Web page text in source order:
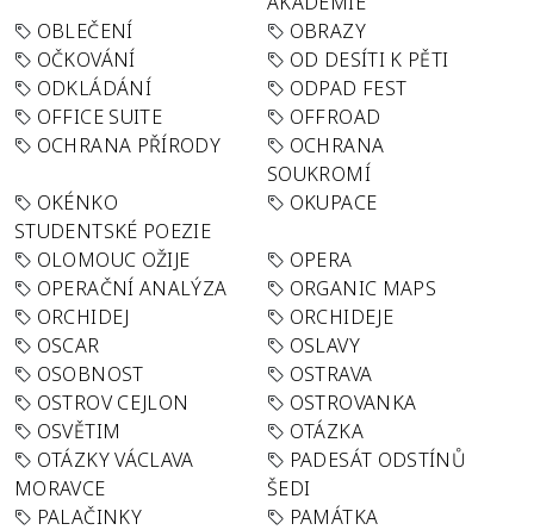
OBLEČENÍ
OBRAZY
OČKOVÁNÍ
OD DESÍTI K PĚTI
ODKLÁDÁNÍ
ODPAD FEST
OFFICE SUITE
OFFROAD
OCHRANA PŘÍRODY
OCHRANA
SOUKROMÍ
OKÉNKO
STUDENTSKÉ POEZIE
OKUPACE
OLOMOUC OŽIJE
OPERA
OPERAČNÍ ANALÝZA
ORGANIC MAPS
ORCHIDEJ
ORCHIDEJE
OSCAR
OSLAVY
OSOBNOST
OSTRAVA
OSTROV CEJLON
OSTROVANKA
OSVĚTIM
OTÁZKA
OTÁZKY VÁCLAVA
MORAVCE
PADESÁT ODSTÍNŮ
ŠEDI
PALAČINKY
PAMÁTKA